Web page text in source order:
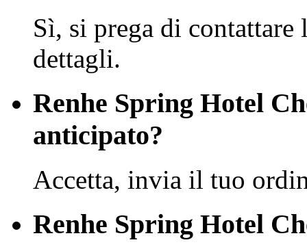
Sì, si prega di
dettagli.
Renhe Spring Hotel
anticipato?
Accetta, invia il tuo
Renhe Spring Hotel